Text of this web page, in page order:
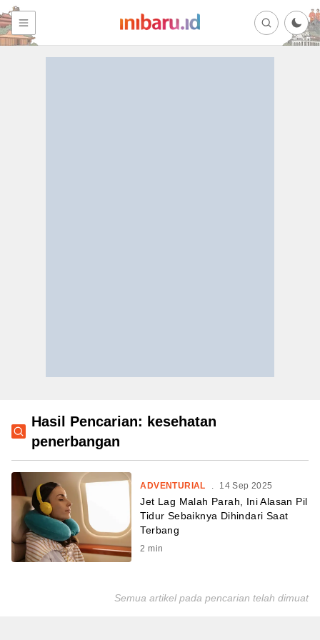
Hasil Pencarian: kesehatan
penerbangan
ADVENTURIAL . 14 Sep 2025
Jet Lag Malah Parah, Ini Alasan Pil
Tidur Sebaiknya Dihindari Saat
Terbang
2 min
Semua artikel pada pencarian telah dimuat